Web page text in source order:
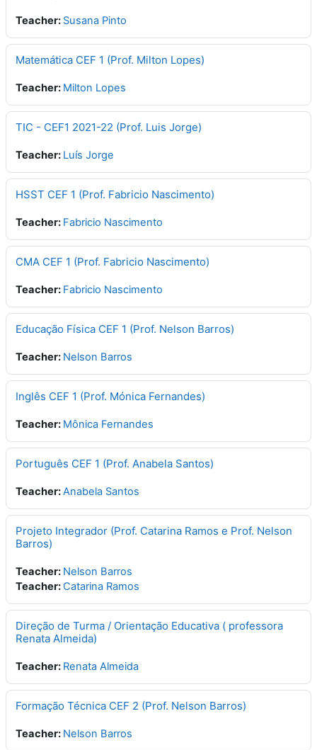
Teacher: Susana Pinto
Matemática CEF 1 (Prof. Milton Lopes)
Teacher: Milton Lopes
TIC - CEF1 2021-22 (Prof. Luis Jorge)
Teacher: Luís Jorge
HSST CEF 1 (Prof. Fabricio Nascimento)
Teacher: Fabricio Nascimento
CMA CEF 1 (Prof. Fabricio Nascimento)
Teacher: Fabricio Nascimento
Educação Física CEF 1 (Prof. Nelson Barros)
Teacher: Nelson Barros
Inglês CEF 1 (Prof. Mónica Fernandes)
Teacher: Mônica Fernandes
Português CEF 1 (Prof. Anabela Santos)
Teacher:Anabela Santos
Projeto Integrador (Prof. Catarina Ramos e Prof. Nelson
Barros)
Teacher: Nelson Barros
Teacher:Catarina Ramos
Direção de Turma / Orientação Educativa ( professora
Renata Almeida)
Teacher: Renata Almeida
Formação Técnica CEF 2 (Prof. Nelson Barros)
Teacher: Nelson Barros